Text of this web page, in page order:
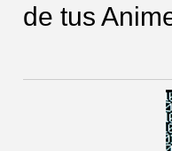
de tus